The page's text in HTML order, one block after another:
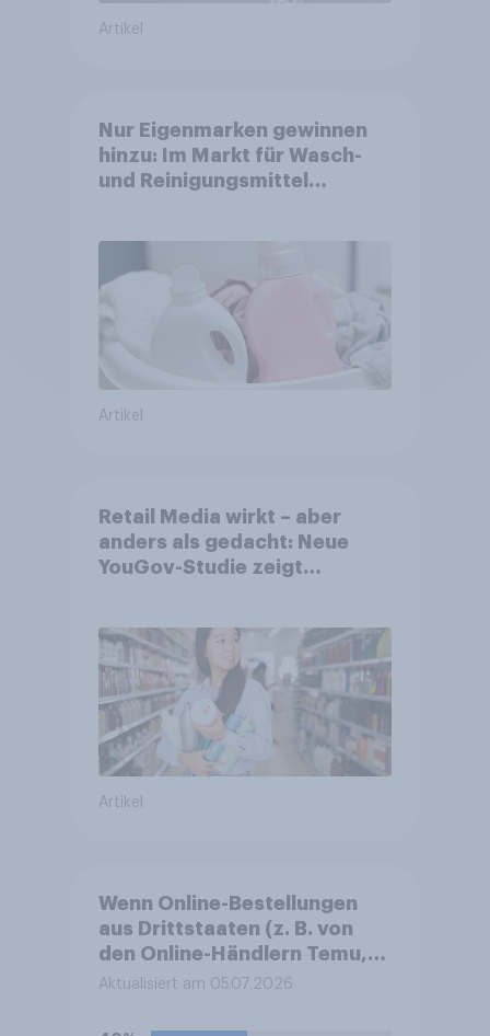
Artikel
Nur Eigenmarken gewinnen
hinzu: Im Markt für Wasch-
und Reinigungsmittel
Artikel
Retail Media wirkt – aber
anders als gedacht: Neue
YouGov-Studie zeigt
Point of Sale
Artikel
Wenn Online-Bestellungen
aus Drittstaaten (z. B. von
den Online-Händlern Temu,
AliExpress oder Shein)
Bearbeitungsgebühren im
Aktualisiert am 05.07.2026